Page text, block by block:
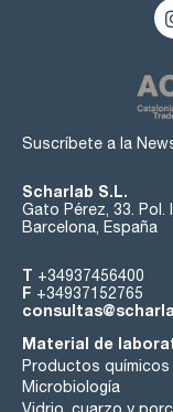
Modelos Hei-VAP
- Pantalla gráfica a
- Interfaces: USB,
Suscríbete a la
Scharlab S.L.
Gato Pérez, 33. Pol.
Barcelona, España
T +34937456400
F +34937152765
Material de
Productos químicos
Microbiología